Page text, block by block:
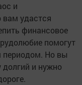
и
вам удастся
финансовое
помогут
периодом. Но вы
долгий и нужно